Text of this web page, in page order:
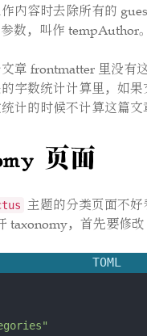
内容时去除所有的
数，叫作 tempAuthor。
章 frontmatter 里没有
字数统计计算里，如
计的时候不计算这篇文
页面
主题的分类页面不好
taxonomy，首先要修改
TOML